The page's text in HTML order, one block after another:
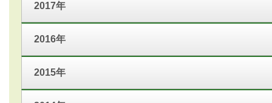
2017年
2016年
2015年